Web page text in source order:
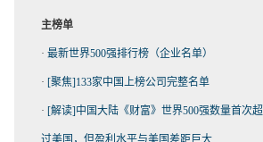
主榜单
· 最新世界500强排行榜（企业名单）
· [聚焦]133家中国上榜公司完整名单
· [解读]中国大陆《财富》世界500强数量首次超